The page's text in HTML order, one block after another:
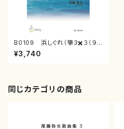
B0109 浜しぐれ（箏3✖️３（９
重奏）/尾藤弥生/楽譜）
¥3,740
同じカテゴリの商品